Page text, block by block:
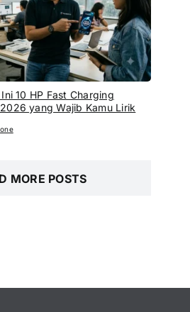
10 HP Fast Charging
yang Wajib Kamu Lirik
MORE POSTS